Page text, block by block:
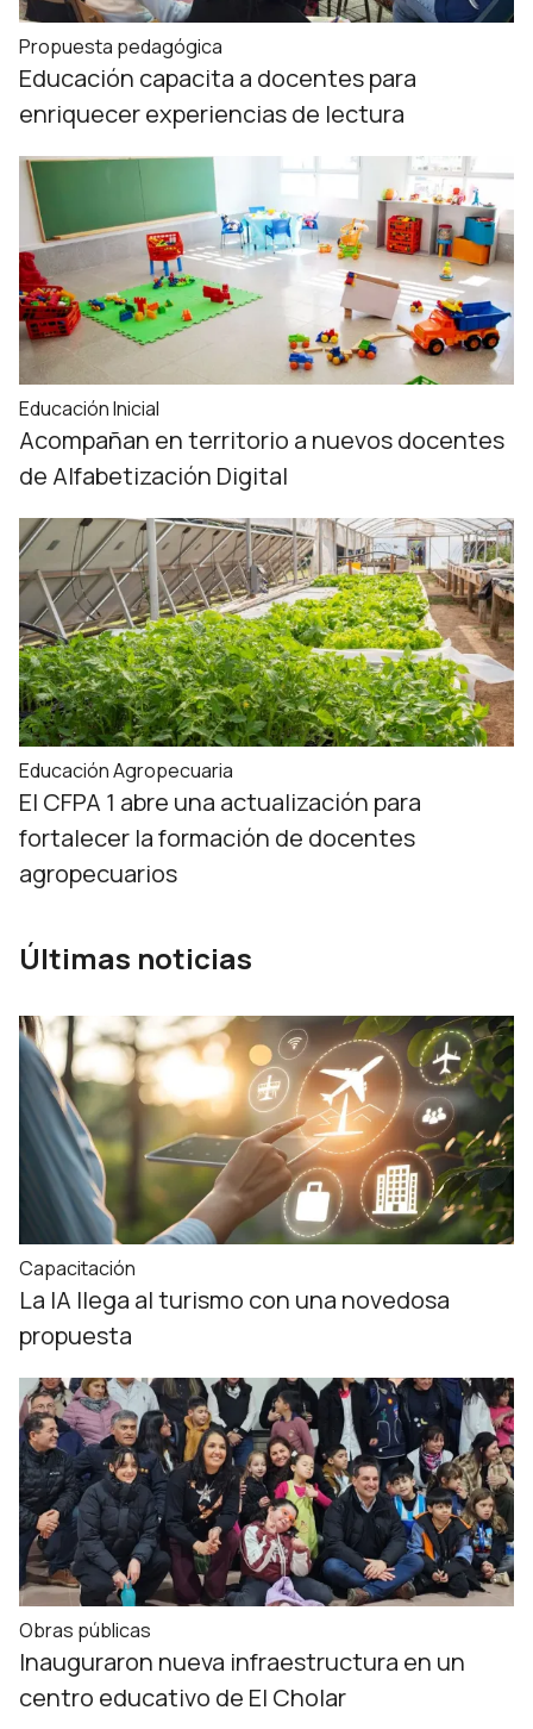
Propuesta pedagógica
Educación capacita a docentes para
enriquecer experiencias de lectura
Educación Inicial
Acompañan en territorio a nuevos docentes
de Alfabetización Digital
Educación Agropecuaria
El CFPA 1 abre una actualización para
fortalecer la formación de docentes
agropecuarios
Últimas noticias
Capacitación
La IA llega al turismo con una novedosa
propuesta
Obras públicas
Inauguraron nueva infraestructura en un
centro educativo de El Cholar